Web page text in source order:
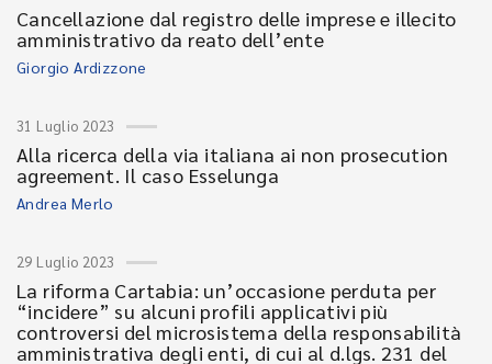
Cancellazione dal registro delle imprese e illecito
amministrativo da reato dell’ente
Giorgio Ardizzone
31 Luglio 2023
Alla ricerca della via italiana ai non prosecution
agreement. Il caso Esselunga
Andrea Merlo
29 Luglio 2023
La riforma Cartabia: un’occasione perduta per
“incidere” su alcuni profili applicativi più
controversi del microsistema della responsabilità
amministrativa degli enti, di cui al d.lgs. 231 del